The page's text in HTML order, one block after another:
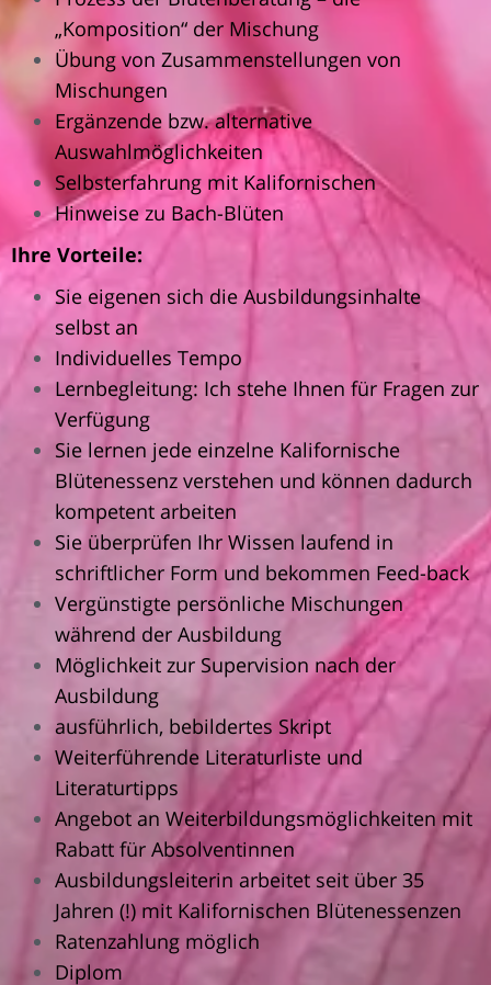
„Komposition“ der Mischung
Übung von Zusammenstellungen von
Mischungen
Ergänzende bzw. alternative
Auswahlmöglichkeiten
Selbsterfahrung mit Kalifornischen
Hinweise zu Bach-Blüten
Ihre Vorteile:
Sie eigenen sich die Ausbildungsinhalte
selbst an
Individuelles Tempo
Lernbegleitung: Ich stehe Ihnen für Fragen zur
Verfügung
Sie lernen jede einzelne Kalifornische
Blütenessenz verstehen und können dadurch
kompetent arbeiten
Sie überprüfen Ihr Wissen laufend in
schriftlicher Form und bekommen Feed-back
Vergünstigte persönliche Mischungen
während der Ausbildung
Möglichkeit zur Supervision nach der
Ausbildung
ausführlich, bebildertes Skript
Weiterführende Literaturliste und
Literaturtipps
Angebot an Weiterbildungsmöglichkeiten mit
Rabatt für Absolventinnen
Ausbildungsleiterin arbeitet seit über 35
Jahren (!) mit Kalifornischen Blütenessenzen
Ratenzahlung möglich
Diplom